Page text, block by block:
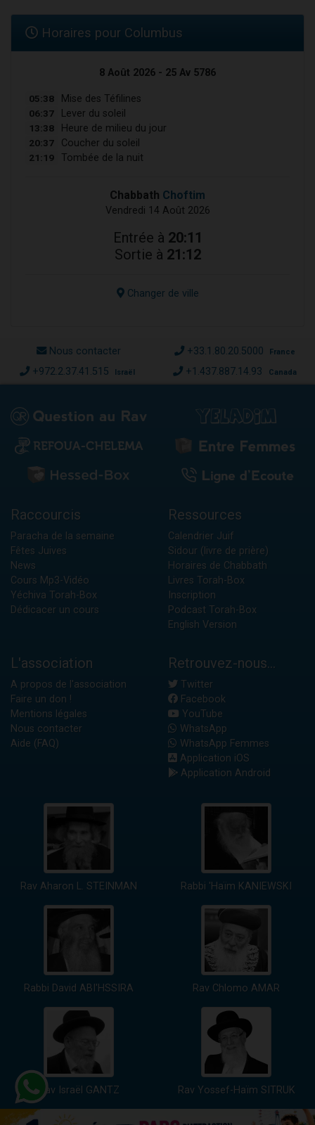
Horaires pour Columbus
8 Août 2026 - 25 Av 5786
05:38 Mise des Téfilines
06:37 Lever du soleil
13:38 Heure de milieu du jour
20:37 Coucher du soleil
21:19 Tombée de la nuit
Chabbath Choftim
Vendredi 14 Août 2026
Entrée à 20:11
Sortie à 21:12
Changer de ville
Nous contacter +33.1.80.20.5000 France
+972.2.37.41.515 Israël +1.437.887.14.93 Canada
Raccourcis
Paracha de la semaine
Fêtes Juives
News
Cours Mp3-Vidéo
Yéchiva Torah-Box
Dédicacer un cours
Ressources
Calendrier Juif
Sidour (livre de prière)
Horaires de Chabbath
Livres Torah-Box
Inscription
Podcast Torah-Box
English Version
L'association
A propos de l'association
Faire un don !
Mentions légales
Nous contacter
Aide (FAQ)
Retrouvez-nous...
Twitter
Facebook
YouTube
WhatsApp
WhatsApp Femmes
Application iOS
Application Android
Rav Aharon L. STEINMAN Rabbi 'Haïm KANIEWSKI
Rabbi David ABI'HSSIRA Rav Chlomo AMAR
Rav Israël GANTZ Rav Yossef-Haïm SITRUK